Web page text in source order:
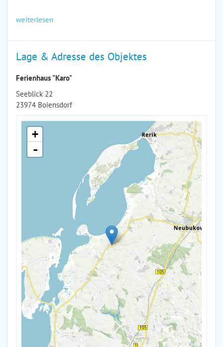
weiterlesen
Lage & Adresse des Objektes
Ferienhaus "Karo"
Seeblick 22
23974 Boiensdorf
+
-